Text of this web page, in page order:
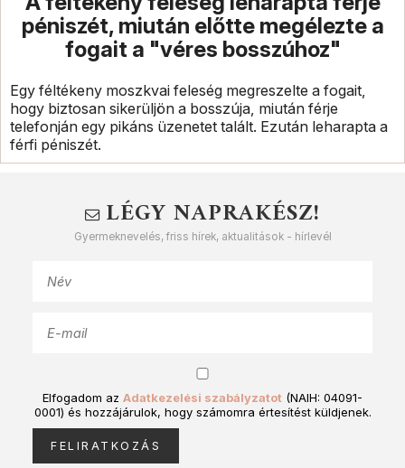
péniszét, miután előtte megélezte a
fogait a "véres bosszúhoz"
Egy féltékeny moszkvai feleség megreszelte a fogait,
hogy biztosan sikerüljön a bosszúja, miután férje
telefonján egy pikáns üzenetet talált. Ezután leharapta a
férfi péniszét.
LÉGY NAPRAKÉSZ!
Gyermeknevelés, friss hírek, aktualitások - hírlevél
Elfogadom az Adatkezelési szabályzatot (NAIH: 04091-
0001) és hozzájárulok, hogy számomra értesítést küldjenek.